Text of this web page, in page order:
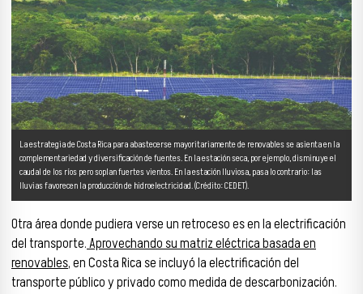
La estrategia de Costa Rica para abastecerse mayoritariamente de renovables se asienta en la
complementariedad y diversificación de fuentes. En la estación seca, por ejemplo, disminuye el
caudal de los ríos pero soplan fuertes vientos. En la estación lluviosa, pasa lo contrario: las
lluvias favorecen la producción de hidroelectricidad. (Crédito: CEDET).
Otra área donde pudiera verse un retroceso es en la electrificación
del transporte.Aprovechando su matriz eléctrica basada en
renovables, en Costa Rica se incluyó la electrificación del
transporte público y privado como medida de descarbonización.